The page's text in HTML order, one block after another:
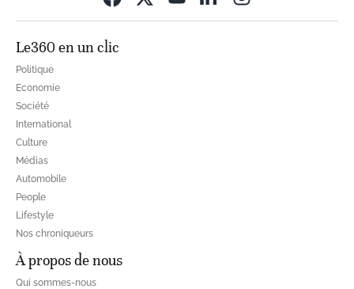
Le360 en un clic
Politique
Economie
Société
International
Culture
Médias
Automobile
People
Lifestyle
Nos chroniqueurs
À propos de nous
Qui sommes-nous